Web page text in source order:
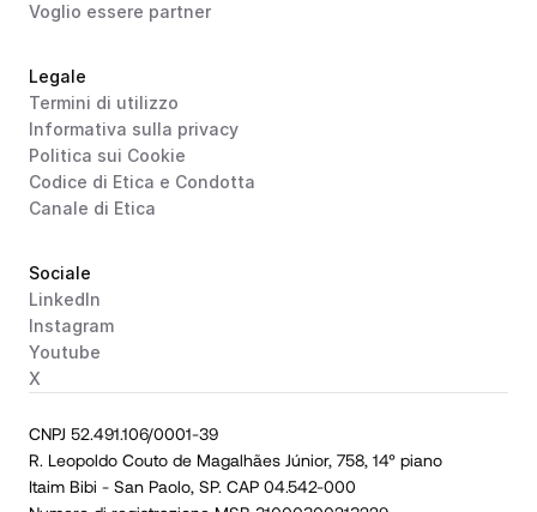
Voglio essere partner
Legale
Termini di utilizzo
Informativa sulla privacy
Politica sui Cookie
Codice di Etica e Condotta
Canale di Etica
Sociale
LinkedIn
Instagram
Youtube
X
CNPJ 52.491.106/0001-39
R. Leopoldo Couto de Magalhães Júnior, 758, 14° piano
Itaim Bibi - San Paolo, SP. CAP 04.542-000